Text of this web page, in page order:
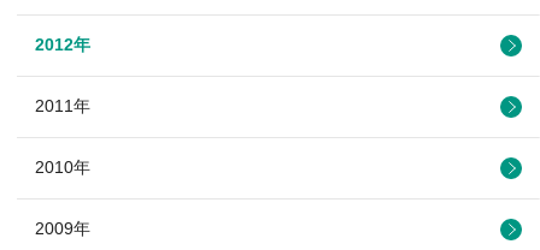
2012年
2011年
2010年
2009年